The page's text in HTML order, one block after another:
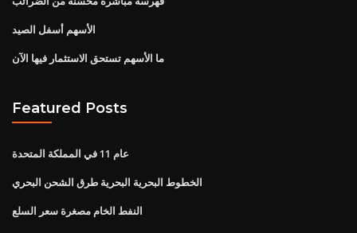
الأسهم أسفل الصيد
ما الأسهم تستحق الاستثمار فيها الآن
Featured Posts
عام 11 في المملكة المتحدة
الخطوط البحرية البحرية طرق الشحن البحري
النفط الخام مصغرة سعر السلع